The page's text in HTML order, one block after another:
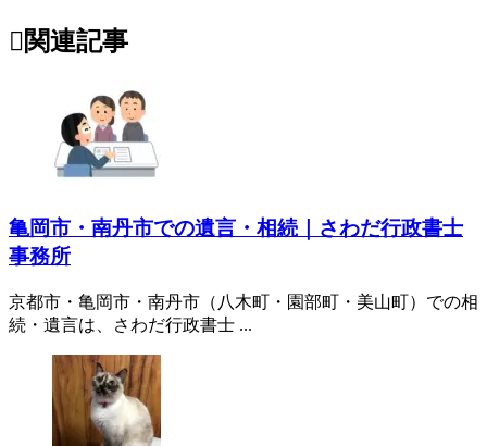
 関連記事
亀岡市・南丹市での遺言・相続｜さわだ行政書士
事務所
京都市・亀岡市・南丹市（八木町・園部町・美山町）での相
続・遺言は、さわだ行政書士 ...